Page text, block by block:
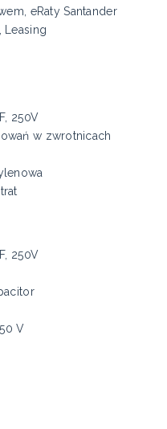
eRaty Santander
Leasing
250V
w zwrotnicach
250V
V